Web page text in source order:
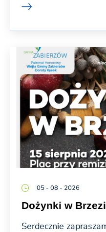
05 - 08 - 2026
Dożynki w
Serdecznie